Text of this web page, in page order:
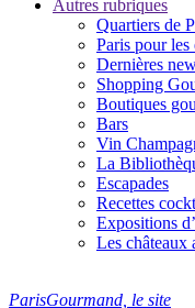
Autres rubriques
Quartiers de
Paris pour les
Dernières
Shopping
Boutiques
Bars
Vin
La
Escapades
Recettes
Expositions
Les châteaux
ParisGourmand, le site